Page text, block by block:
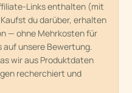
Links enthalten (mit
du darüber, erhalten
— ohne Mehrkosten für
auf unsere Bewertung.
wir aus Produktdaten
recherchiert und